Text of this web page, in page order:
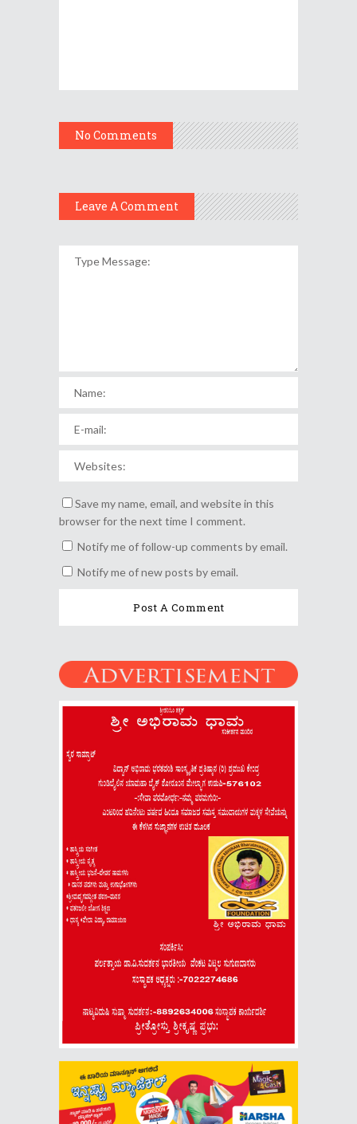
No Comments
Leave A Comment
Save my name, email, and website in this
browser for the next time I comment.
Notify me of follow-up comments by email.
Notify me of new posts by email.